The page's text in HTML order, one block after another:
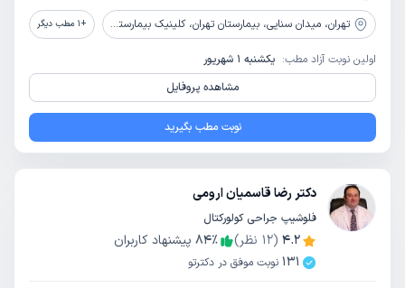
تهران، میدان سنایی، بیمارستان تهران، کلینیک بیمارستان تهران +
1 مطب دیگر
اولین نوبت آزاد مطب: یکشنبه 1 شهریور
مشاهده پروفایل
نوبت مطب بگیرید
دکتر رضا قاسمیان ارومی
فلوشیپ جراحی کولورکتال
4.2
(
12 نظر) 84٪
پیشنهاد کاربران
131 نوبت موفق در دکترتو